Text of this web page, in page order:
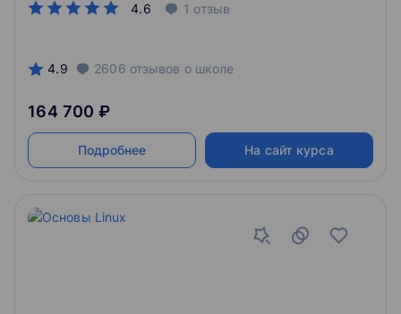
4.6 1 отзыв
4.9 2606 отзывов о школе
164 700 ₽
Подробнее На сайт курса